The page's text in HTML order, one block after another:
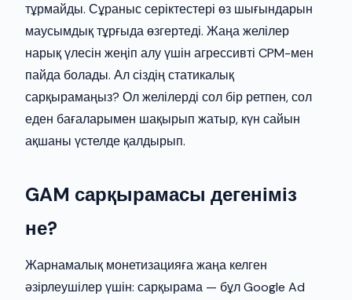
тұрмайды. Сұраныс серіктестері өз шығындарын
маусымдық тұрғыда өзгертеді. Жаңа желілер
нарық үлесін жеңіп алу үшін агрессивті CPM-мен
пайда болады. Ал сіздің статикалық
сарқырамаңыз? Ол желілерді сол бір ретпен, сол
еден бағаларымен шақырып жатыр, күн сайын
ақшаны үстелде қалдырып.
GAM сарқырамасы дегеніміз
не?
Жарнамалық монетизацияға жаңа келген
әзірлеушілер үшін: сарқырама — бұл Google Ad